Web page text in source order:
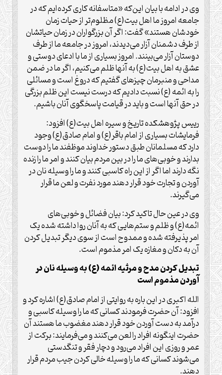
وی در ادامه با بیان این‌که «متاسفانه کاری کرده‌ایم که در
جامعه امروز ما اهل بیت(ع) مظلوم‌تر از حیات زمان
خودشان هستند» گفت: اگر آن بزرگواران در زمان حیاتشان
از طرف دشمنان آزار می‌دیدند، امروز در جامعه ما از طرف
دوستان آزار می‌بینند. امروز بسیاری از ما با ادعای دوستی و
عشق به اهل بیت(ع) به آنها ظلم می‌کنیم، اگر ما در ضمن
مداحی و منبرمان چیزهای گفتیم که دروغ است و مسائلی
را به ائمه (ع) نسبت دادیم که درست نیست این ظلم بزرگی
در حق آنها است و باید در قیامت پاسخگوی آنان باشیم.
رییس پژوهشکده تاریخ و سیره اهل بیت(ع) افزود:
فرمایشات بسیاری از امام باقر(ع) و امام صادق(ع) وجود
دارد که مسلمانان طبق دستور خداوند موظفند ما را دوست
بدارند و خوبی‌های ما را در بین مردم بیان کنند و امر ما را زنده
نگه‌ دارند اما اگر از این راه کاسبی کنند و ما را وسیله نان در
آوردن و تجارت خود قرار دهند مورد نفرت و لعن ما قرار
می‌گیرند.
وی در عین حال تاکید کرد: بیان فضائل و خوبی‌های
ائمه(ع) و ظلم و ستم‌هایی که به آنان روا داشته شده یک
امر پذیرفته شده و ممدوح است از سوی دیگر تبدیل کردن
آن به دکان و مغازه یک امر مذموم است.
تبدیل کردن مدح و مرثیه ائمه (ع) به وسیله نان در‌
آوردن مذموم است
الله اکبری در این باره به روایتی از امام صادق(ع) اشاره کرد و
افزود: آن حضرت فرمودند کسانی که ما را وسیله کاسبی و
درآمد به دست آوردن خود قرار دهند مغضوب ما هستند آن
حضرت اینگونه افراد را لعن می‌کنند و می‌فرمایند: برکت از
عمر و روزی این افراد می‌رود و دچار فقر و تنگدستی
می‌شوند کسانی که ما را وسیله خالی کردن جیب مردم قرار
دهند.